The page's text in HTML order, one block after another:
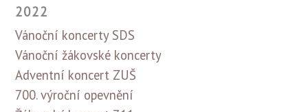
2022
Vánoční koncerty SDS
Vánoční žákovské koncerty
Adventní koncert ZUŠ
700. výroční opevnění